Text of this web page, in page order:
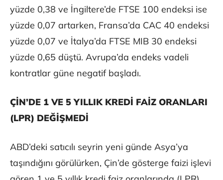
yüzde 0,38 ve İngiltere’de FTSE 100 endeksi ise
yüzde 0,07 artarken, Fransa’da CAC 40 endeksi
yüzde 0,07 ve İtalya’da FTSE MIB 30 endeksi
yüzde 0,65 düştü. Avrupa’da endeks vadeli
kontratlar güne negatif başladı.
ÇİN’DE 1 VE 5 YILLIK KREDİ FAİZ ORANLARI
(LPR) DEĞİŞMEDİ
ABD’deki satıcılı seyrin yeni günde Asya’ya
taşındığını görülürken, Çin’de gösterge faizi işlevi